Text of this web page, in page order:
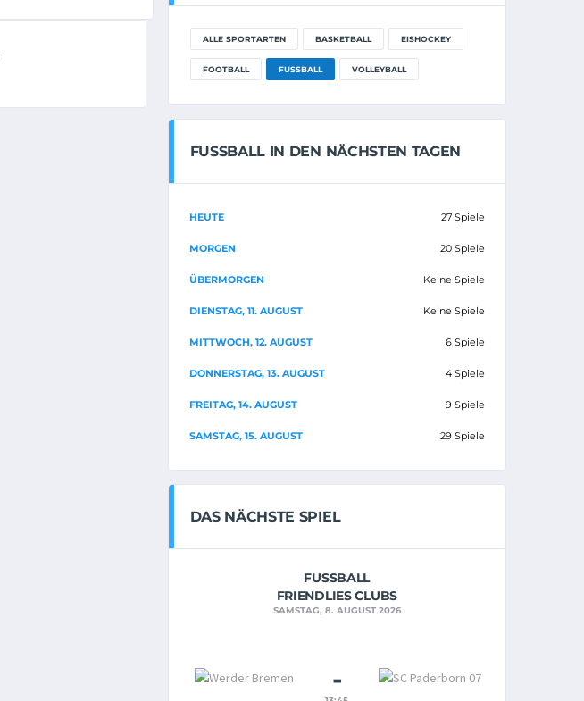
ALLE SPORTARTEN BASKETBALL EISHOCKEY
FOOTBALL FUSSBALL VOLLEYBALL
FUSSBALL IN DEN NÄCHSTEN TAGEN
HEUTE 27 Spiele
MORGEN 20 Spiele
ÜBERMORGEN Keine Spiele
DIENSTAG, 11. AUGUST Keine Spiele
MITTWOCH, 12. AUGUST 6 Spiele
DONNERSTAG, 13. AUGUST 4 Spiele
FREITAG, 14. AUGUST 9 Spiele
SAMSTAG, 15. AUGUST 29 Spiele
DAS NÄCHSTE SPIEL
FUSSBALL
FRIENDLIES CLUBS
SAMSTAG, 8. AUGUST 2026
-